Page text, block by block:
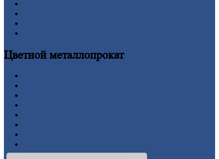
Цветнойметаллопрокат
Титан